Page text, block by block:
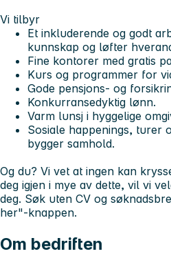
Vi tilbyr
Et inkluderende og godt
kunnskap og løfter
Fine kontorer med gratis
Kurs og programmer for
Gode pensjons- og
Konkurransedyktig lønn.
Varm lunsj i hyggelige
Sosiale happenings, turer
bygger samhold.
Og du? Vi vet at ingen kan
deg igjen i mye av dette, vil vi
deg. Søk uten CV og
her"-knappen.
Om bedriften